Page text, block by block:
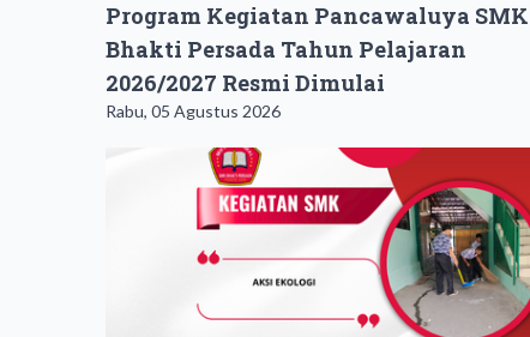
Program Kegiatan Pancawaluya SMK
Bhakti Persada Tahun Pelajaran
2026/2027 Resmi Dimulai
Rabu, 05 Agustus 2026